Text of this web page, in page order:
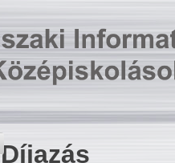
Díjazás